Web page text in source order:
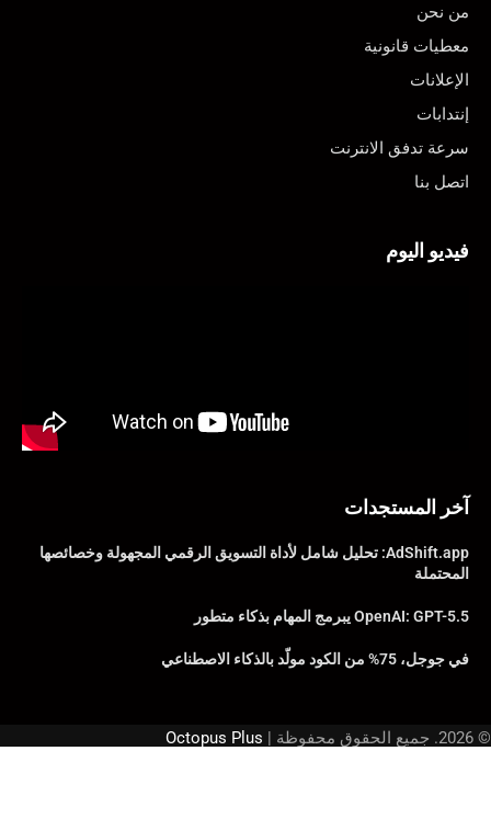
من نحن
معطيات قانونية
الإعلانات
إنتدابات
سرعة تدفق الانترنت
اتصل بنا
فيديو اليوم
آخر المستجدات
AdShift.app: تحليل شامل لأداة التسويق الرقمي المجهولة وخصائصها
المحتملة
OpenAI: GPT-5.5 يبرمج المهام بذكاء متطور
في جوجل، 75% من الكود مولّد بالذكاء الاصطناعي
© 2026. جميع الحقوق محفوظة | Octopus Plus